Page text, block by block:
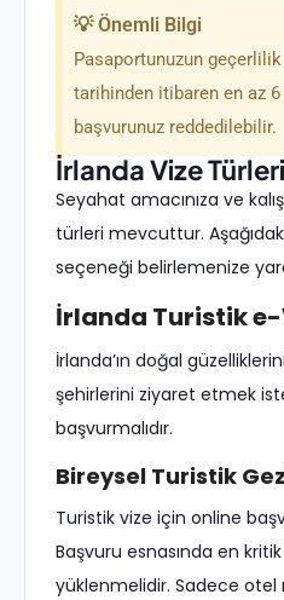
💡 Önemli Bilgi
Pasaportunuzun
tarihinden itibaren en az
başvurunuz reddedilebilir.
İrlanda Vize Türleri
Seyahat amacınıza ve
türleri mevcuttur.
seçeneği belirlemenize
İrlanda Turistik
İrlanda’ın doğal
şehirlerini ziyaret etmek
başvurmalıdır.
Bireysel Turistik
Turistik vize için online
Başvuru esnasında en
yüklenmelidir. Sadece